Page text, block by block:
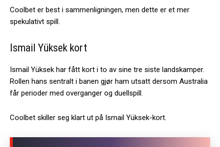
Coolbet er best i sammenligningen, men dette er et mer
spekulativt spill.
Ismail Yüksek kort
Ismail Yüksek har fått kort i to av sine tre siste landskamper.
Rollen hans sentralt i banen gjør ham utsatt dersom Australia
får perioder med overganger og duellspill.
Coolbet skiller seg klart ut på Ismail Yüksek-kort.